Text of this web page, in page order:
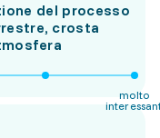
del processo
crosta
molto